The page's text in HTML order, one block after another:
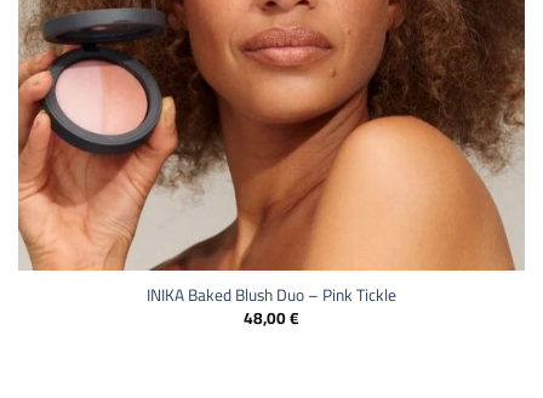
INIKA Baked Blush Duo – Pink Tickle
48,00€